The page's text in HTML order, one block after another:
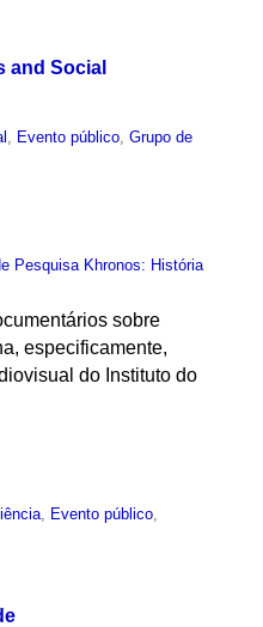
and Social
Evento público ,Grupo de
Pesquisa Khronos: História
sobre
especificamente,
do Instituto do
, Evento público,